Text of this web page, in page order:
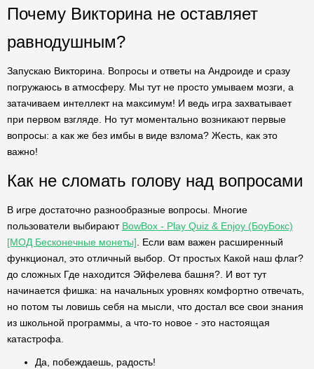
Почему Викторина не оставляет
равнодушным?
Запускаю Викторина. Вопросы и ответы на Андроиде и сразу
погружаюсь в атмосферу. Мы тут не просто умываем мозги, а
затачиваем интеллект на максимум! И ведь игра захватывает
при первом взгляде. Но тут моментально возникают первые
вопросы: а как же без имбы в виде взлома? Жесть, как это
важно!
Как не сломать голову над вопросами
В игре достаточно разнообразные вопросы. Многие
пользователи выбирают BowBox - Play Quiz & Enjoy (БоуБокс)
[МОД Бесконечные монеты] . Если вам важен расширенный
функционал, это отличный выбор. От простых Какой наш флаг?
до сложных Где находится Эйфелева башня?. И вот тут
начинается фишка: на начальных уровнях комфортно отвечать,
но потом ты ловишь себя на мысли, что достал все свои знания
из школьной программы, а что-то новое - это настоящая
катастрофа.
Да, побеждаешь, радость!